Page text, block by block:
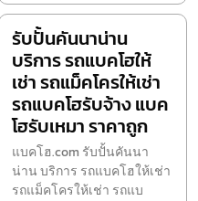
รับปั้นคันนาน่าน
บริการ รถแบคโฮให้
เช่า รถแม็คโครให้เช่า
รถแบคโฮรับจ้าง แบค
โฮรับเหมา ราคาถูก
แบคโฮ.com รับปั้นคันนา
น่าน บริการ รถแบคโฮให้เช่า
รถแม็คโครให้เช่า รถแบ